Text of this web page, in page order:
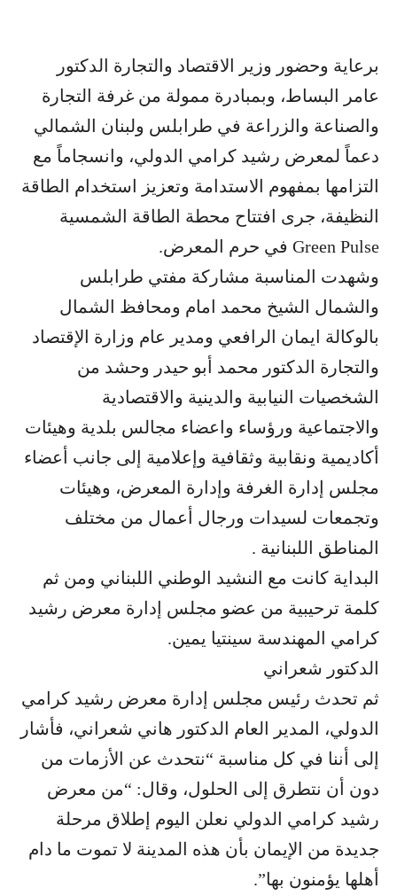
برعاية وحضور وزير الاقتصاد والتجارة الدكتور
عامر البساط، وبمبادرة ممولة من غرفة التجارة
والصناعة والزراعة في طرابلس ولبنان الشمالي
دعماً لمعرض رشيد كرامي الدولي، وانسجاماً مع
التزامها بمفهوم الاستدامة وتعزيز استخدام الطاقة
النظيفة، جرى افتتاح محطة الطاقة الشمسية
Green Pulse في حرم المعرض.
وشهدت المناسبة مشاركة مفتي طرابلس
والشمال الشيخ محمد امام ومحافظ الشمال
بالوكالة ايمان الرافعي ومدير عام وزارة الإقتصاد
والتجارة الدكتور محمد أبو حيدر وحشد من
الشخصيات النيابية والدينية والاقتصادية
والاجتماعية ورؤساء واعضاء مجالس بلدية وهيئات
أكاديمية ونقابية وثقافية وإعلامية إلى جانب أعضاء
مجلس إدارة الغرفة وإدارة المعرض، وهيئات
وتجمعات لسيدات ورجال أعمال من مختلف
المناطق اللبنانية .
البداية كانت مع النشيد الوطني اللبناني ومن ثم
كلمة ترحيبية من عضو مجلس إدارة معرض رشيد
كرامي المهندسة سينتيا يمين.
الدكتور شعراني
ثم تحدث رئيس مجلس إدارة معرض رشيد كرامي
الدولي، المدير العام الدكتور هاني شعراني، فأشار
إلى أننا في كل مناسبة “نتحدث عن الأزمات من
دون أن نتطرق إلى الحلول، وقال: “من معرض
رشيد كرامي الدولي نعلن اليوم إطلاق مرحلة
جديدة من الإيمان بأن هذه المدينة لا تموت ما دام
أهلها يؤمنون بها”.